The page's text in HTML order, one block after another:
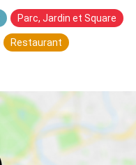
Parc, Jardin et Square
Restaurant